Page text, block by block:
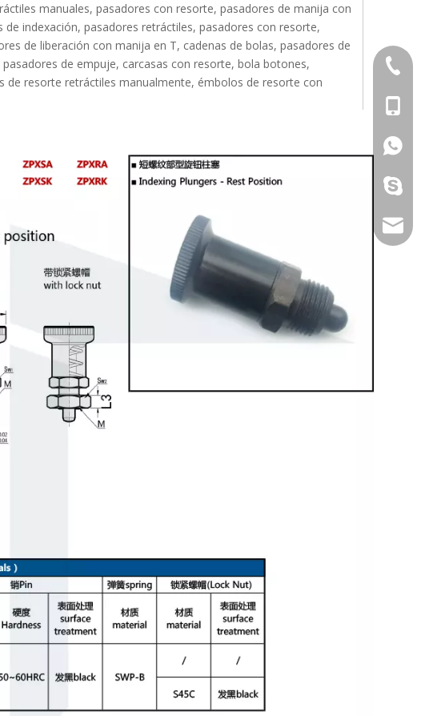
manuales, pasadores con resorte, pasadores de manija con
indexación, pasadores retráctiles, pasadores con resorte,
de liberación con manija en T, cadenas de bolas, pasadores de
de empuje, carcasas con resorte, bola botones,
resorte retráctiles manualmente, émbolos de resorte con
+86-
+86-